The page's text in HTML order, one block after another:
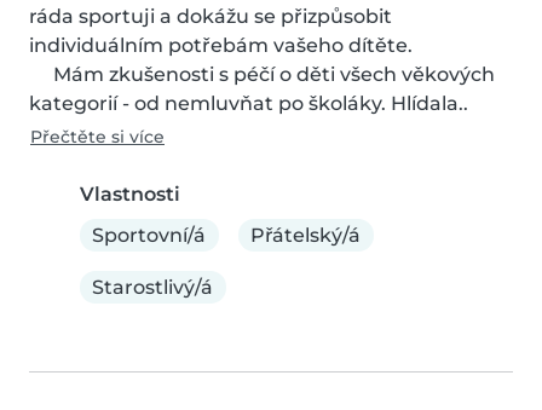
ráda sportuji a dokážu se přizpůsobit
individuálním potřebám vašeho dítěte.
kategorií - od nemluvňat po školáky. Hlídala..
Přečtěte si více
Vlastnosti
Sportovní/á
Přátelský/á
Starostlivý/á